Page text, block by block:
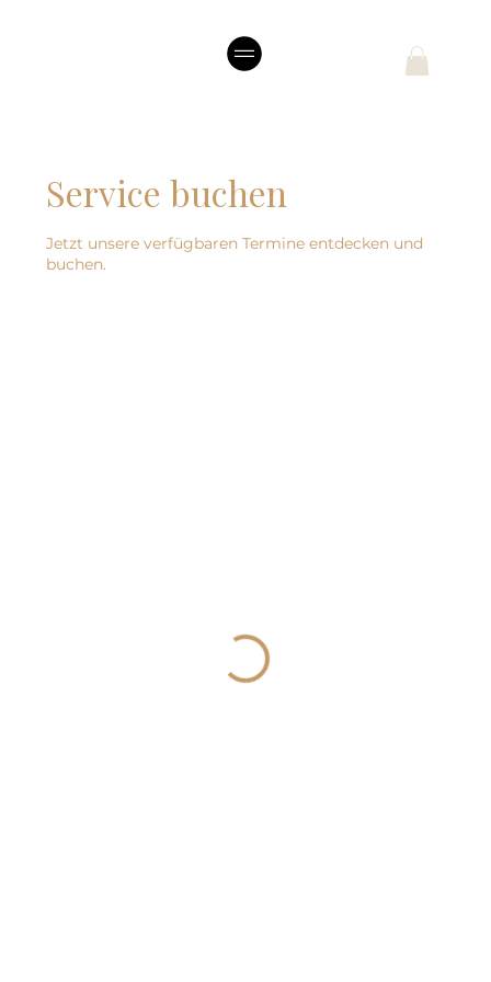
Service buchen
Jetzt unsere verfügbaren Termine entdecken und
buchen.